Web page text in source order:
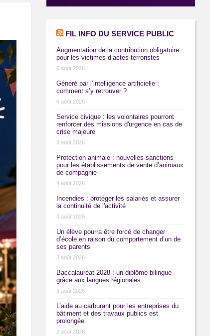
FIL INFO DU SERVICE PUBLIC
Augmentation de la contribution obligatoire
pour les victimes d’actes terroristes
6 août 2026
Généré par l’intelligence artificielle :
comment s’y retrouver ?
6 août 2026
Service civique : les volontaires pourront
renforcer des missions d'urgence en cas de
crise majeure
6 août 2026
Protection animale : nouvelles sanctions
pour les établissements de vente d’animaux
de compagnie
4 août 2026
Incendies : protéger les salariés et assurer
la continuité de l'activité
3 août 2026
Un élève pourra être forcé de changer
d’école en raison du comportement d’un de
ses parents
3 août 2026
Baccalauréat 2028 : un diplôme bilingue
grâce aux langues régionales
3 août 2026
L’aide au carburant pour les entreprises du
bâtiment et des travaux publics est
prolongée
2 août 2026